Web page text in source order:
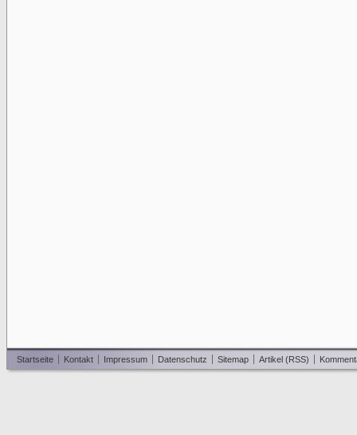
Startseite Kontakt Impressum Datenschutz Sitemap Artikel (RSS)